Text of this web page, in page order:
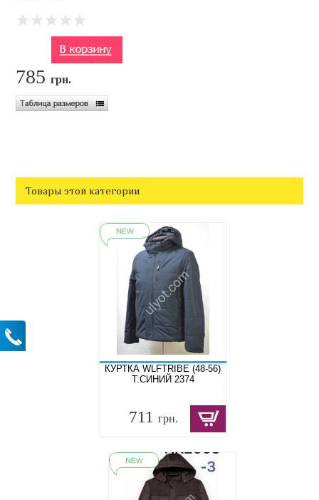
785грн.
Товары этой категории
КУРТКА WLFTRIBE (48-56)
Т.СИНИЙ 2374
711грн.